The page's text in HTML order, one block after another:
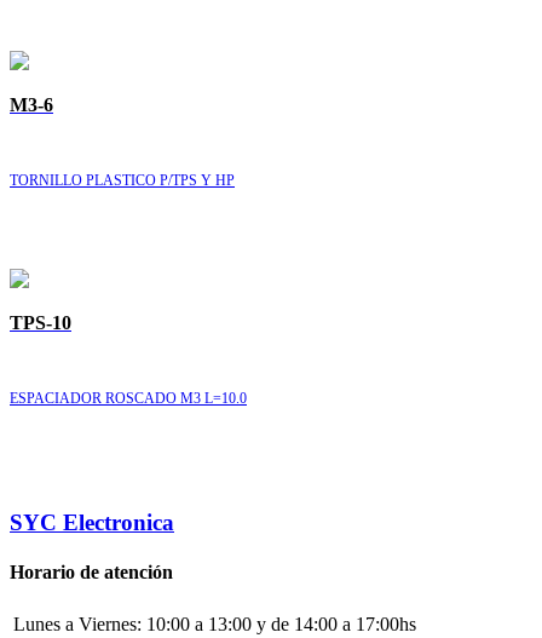
M3-6
TORNILLO PLASTICO P/TPS Y HP
TPS-10
ESPACIADOR ROSCADO M3 L=10.0
SYC Electronica
Horario de atención
Lunes a Viernes: 10:00 a 13:00 y de 14:00 a 17:00hs